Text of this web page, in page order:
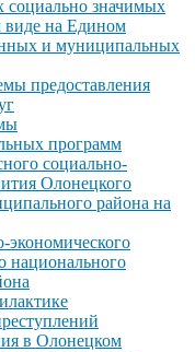
социально значимых
виде на Едином
и муниципальных
предоставления
программ
социально-
Олонецкого
района на
экономического
национального
в Олонецком